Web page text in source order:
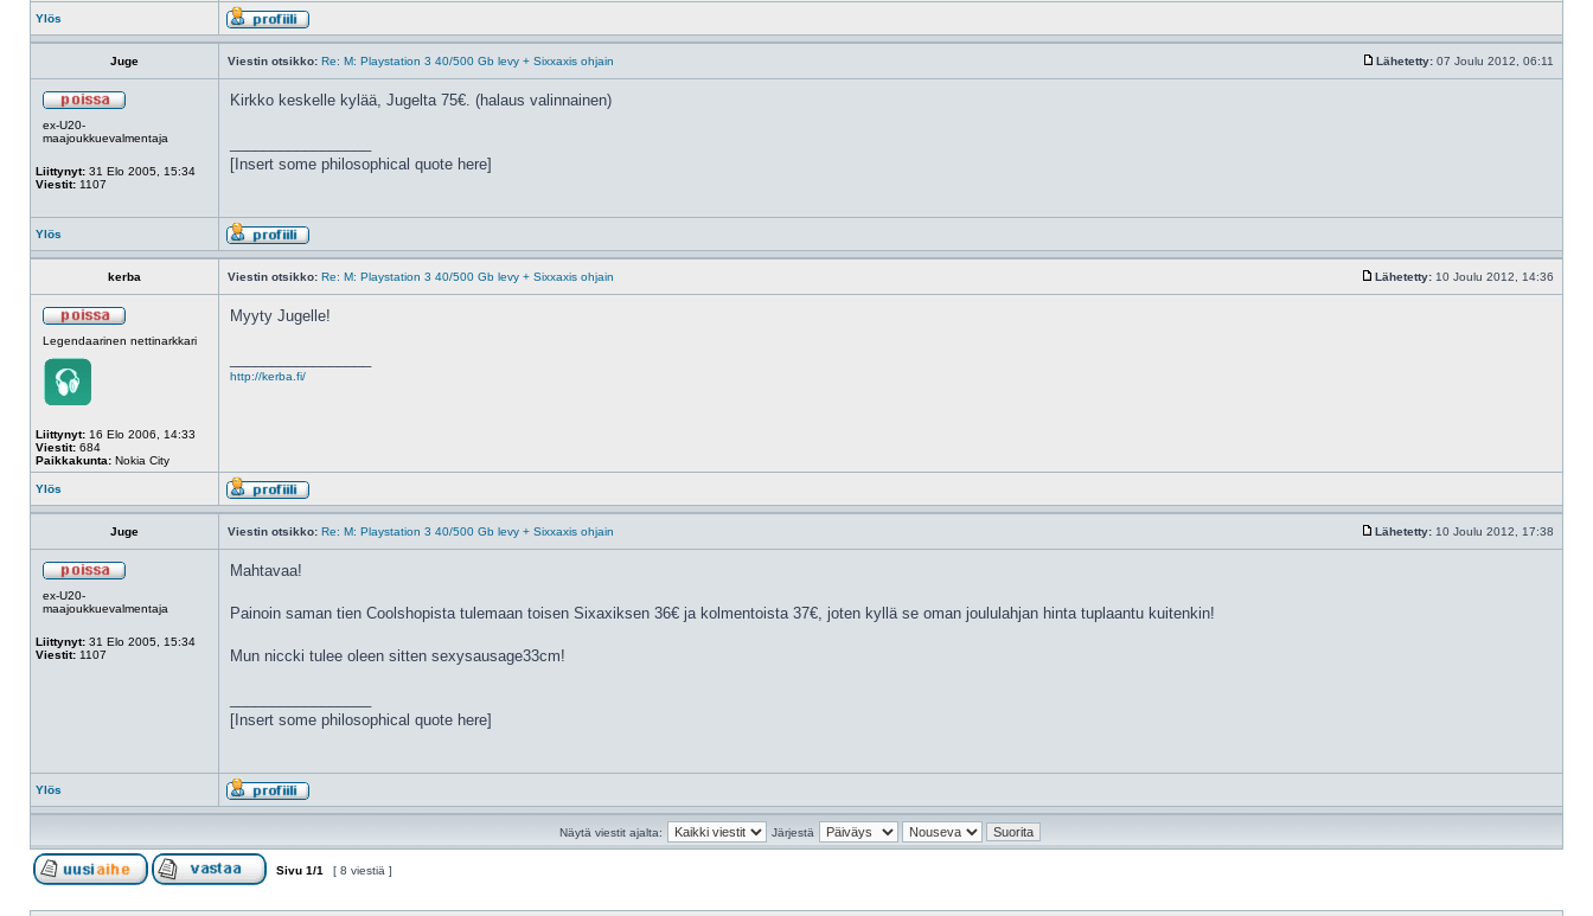
Ylös
Juge Viestin otsikko: Re: M: Playstation 3 40/500 Gb levy + Sixxaxis ohjain Lähetetty: 07 Joulu 2012, 06:11
ex-U20-
maajoukkuevalmentaja
Liittynyt: 31 Elo 2005, 15:34
Viestit: 1107
Kirkko keskelle kylää, Jugelta 75€. (halaus valinnainen)
[Insert some philosophical quote here]
Ylös
kerba Viestin otsikko: Re: M: Playstation 3 40/500 Gb levy + Sixxaxis ohjain Lähetetty: 10 Joulu 2012, 14:36
Legendaarinen nettinarkkari
Liittynyt: 16 Elo 2006, 14:33
Viestit: 684
Paikkakunta: Nokia City
Myyty Jugelle!
http://kerba.fi/
Ylös
Juge Viestin otsikko: Re: M: Playstation 3 40/500 Gb levy + Sixxaxis ohjain Lähetetty: 10 Joulu 2012, 17:38
ex-U20-
maajoukkuevalmentaja
Liittynyt: 31 Elo 2005, 15:34
Viestit: 1107
Mahtavaa!
Painoin saman tien Coolshopista tulemaan toisen Sixaxiksen 36€ ja kolmentoista 37€, joten kyllä se oman joululahjan hinta tuplaantu kuitenkin!
Mun niccki tulee oleen sitten sexysausage33cm!
[Insert some philosophical quote here]
Ylös
Näytä viestit ajalta: Järjestä
Sivu 1/1 [ 8 viestiä ]